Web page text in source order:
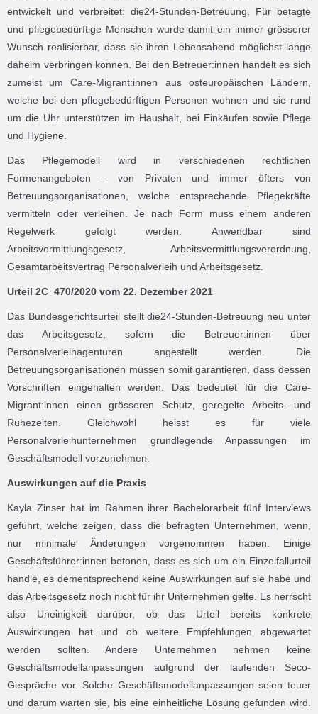
entwickelt und verbreitet: die24-Stunden-Betreuung. Für betagte
und pflegebedürftige Menschen wurde damit ein immer grösserer
Wunsch realisierbar, dass sie ihren Lebensabend möglichst lange
daheim verbringen können. Bei den Betreuer:innen handelt es sich
zumeist um Care-Migrant:innen aus osteuropäischen Ländern,
welche bei den pflegebedürftigen Personen wohnen und sie rund
um die Uhr unterstützen im Haushalt, bei Einkäufen sowie Pflege
und Hygiene.
Das Pflegemodell wird in verschiedenen rechtlichen
Formenangeboten – von Privaten und immer öfters von
Betreuungsorganisationen, welche entsprechende Pflegekräfte
vermitteln oder verleihen. Je nach Form muss einem anderen
Regelwerk gefolgt werden. Anwendbar sind
Arbeitsvermittlungsgesetz, Arbeitsvermittlungsverordnung,
Gesamtarbeitsvertrag Personalverleih und Arbeitsgesetz.
Urteil 2C_470/2020 vom 22. Dezember 2021
Das Bundesgerichtsurteil stellt die24-Stunden-Betreuung neu unter
das Arbeitsgesetz, sofern die Betreuer:innen über
Personalverleihagenturen angestellt werden. Die
Betreuungsorganisationen müssen somit garantieren, dass dessen
Vorschriften eingehalten werden. Das bedeutet für die Care-
Migrant:innen einen grösseren Schutz, geregelte Arbeits- und
Ruhezeiten. Gleichwohl heisst es für viele
Personalverleihunternehmen grundlegende Anpassungen im
Geschäftsmodell vorzunehmen.
Auswirkungen auf die Praxis
Kayla Zinser hat im Rahmen ihrer Bachelorarbeit fünf Interviews
geführt, welche zeigen, dass die befragten Unternehmen, wenn,
nur minimale Änderungen vorgenommen haben. Einige
Geschäftsführer:innen betonen, dass es sich um ein Einzelfallurteil
handle, es dementsprechend keine Auswirkungen auf sie habe und
das Arbeitsgesetz noch nicht für ihr Unternehmen gelte. Es herrscht
also Uneinigkeit darüber, ob das Urteil bereits konkrete
Auswirkungen hat und ob weitere Empfehlungen abgewartet
werden sollten. Andere Unternehmen nehmen keine
Geschäftsmodellanpassungen aufgrund der laufenden Seco-
Gespräche vor. Solche Geschäftsmodellanpassungen seien teuer
und darum warten sie, bis eine einheitliche Lösung gefunden wird.